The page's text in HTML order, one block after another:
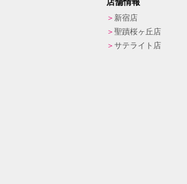
新宿店
聖蹟桜ヶ丘店
サテライト店